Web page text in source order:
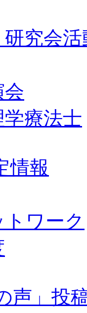
究会
療法士
情報
ワーク
声」投